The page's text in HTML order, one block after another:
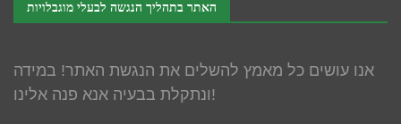
האתר בתהליך הנגשה לבעלי מוגבלויות
אנו עושים כל מאמץ להשלים את הנגשת האתר! במידה
ונתקלת בבעיה אנא פנה אלינו!